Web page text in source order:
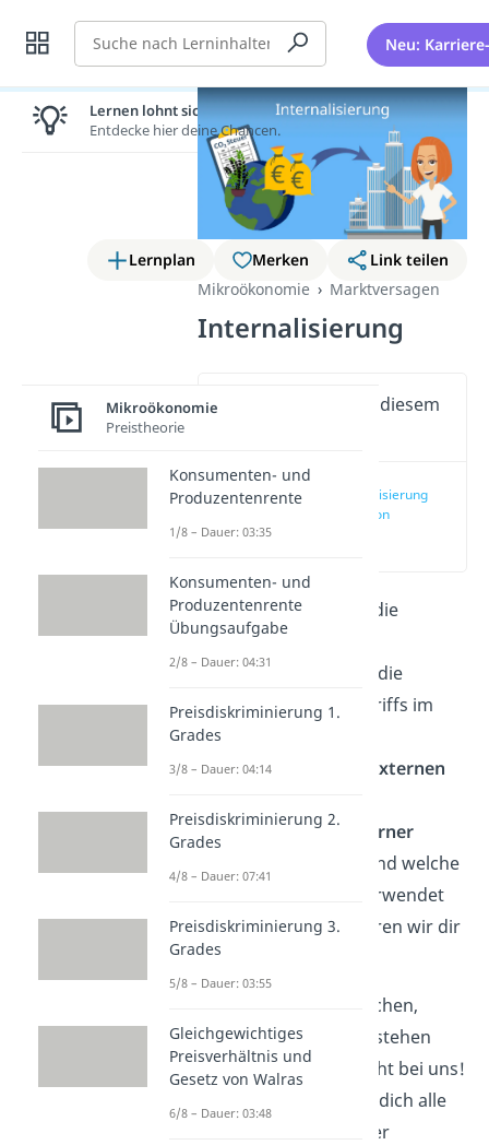
Suche Neu:
Lernplan Merken
Link teilen
Mikroökonomie
Marktversagen
Internalisierung
Wichtige Inhalte in diesem
Internalisierung
Definition
Dieser Artikel erklärt die
Wortbedeutung von
Internalisierung
und die
Verwendung des Begriffs im
wirtschaftlichen
Zusammenhang mit
externen
Internalisierung externer
funktioniert und welche
Instrumente dafür verwendet
werden können erklären wir dir
in diesem Artikel.
Lernen heißt Infos suchen,
lange Texte lesen, verstehen
oder verzweifeln…Nicht bei uns!
fasst für dich alle
relevanten Infos zu der
Lernen lohnt sich!
Entdecke hier deine Chancen.
Mikroökonomie
Preistheorie
Konsumenten- und
Produzentenrente
1/8 – Dauer: 03:35
Konsumenten- und
Produzentenrente
Übungsaufgabe
2/8 – Dauer: 04:31
Preisdiskriminierung 1.
Grades
3/8 – Dauer: 04:14
Preisdiskriminierung 2.
Grades
4/8 – Dauer: 07:41
Preisdiskriminierung 3.
Grades
5/8 – Dauer: 03:55
Gleichgewichtiges
Preisverhältnis und
Gesetz von Walras
6/8 – Dauer: 03:48